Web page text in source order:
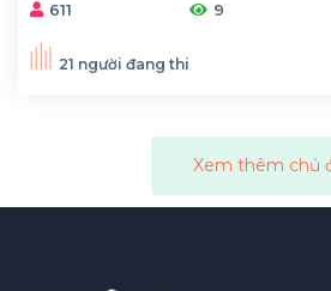
611 9
21 người đang thi
Xem thêm chủ